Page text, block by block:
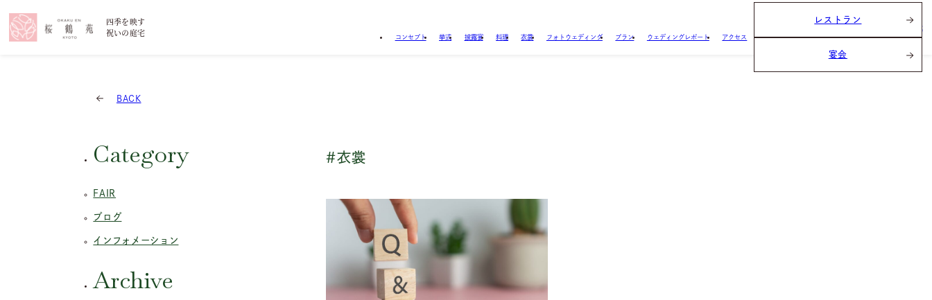
四季を映す
祝いの庭宅
コンセプト 挙式 披露宴 料理 衣裳 フォトウェディング プラン ウェディングレポート アクセス
レストラン
宴会
BRIDAL FAIR
BACK
Category
FAIR
ブログ
インフォメーション
Archive
#衣裳